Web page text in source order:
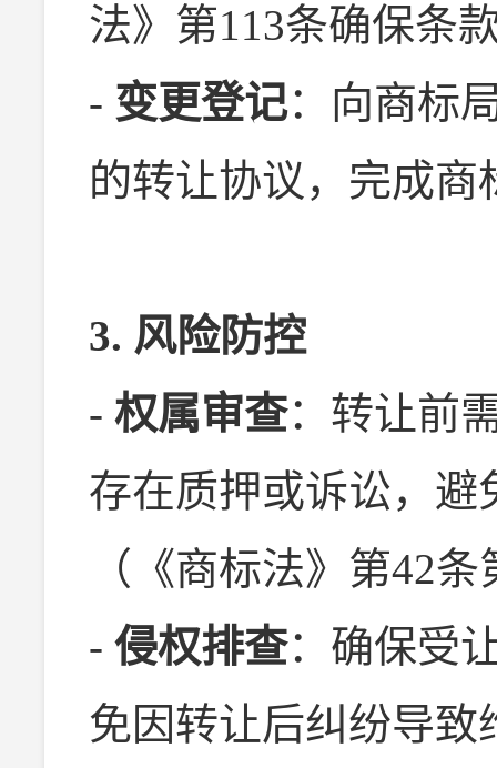
法》第113条确保条
- 变更登记：向商标
的转让协议，完成商
3. 风险防控
- 权属审查：转让前
存在质押或诉讼，避
（《商标法》第42
- 侵权排查：确保受
免因转让后纠纷导致